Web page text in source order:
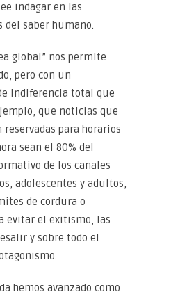
indagar en las
del saber humano.
global” nos permite
pero con un
indiferencia total que
que noticias que
reservadas para horarios
sean el 80% del
de los canales
adolescentes y adultos,
de cordura o
evitar el exitismo, las
y sobre todo el
hemos avanzado como